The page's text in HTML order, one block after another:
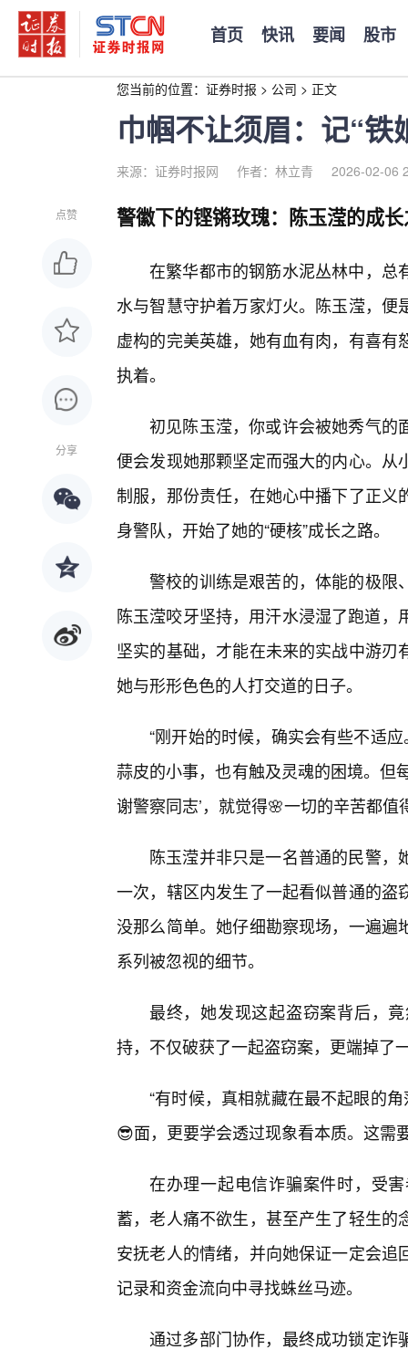
首页 快讯 要闻 股市
您当前的位置： 证券时报 > 公司 > 正文
巾帼不让须眉：记“
来源：证券时报网 作者：林立青 2026-02-06
点赞
分享
警徽下的铿锵玫瑰：陈玉滢的成
在繁华都市的钢筋水泥丛林中，总
水与智慧守护着万家灯火。陈玉滢，
虚构的完美英雄，她有血有肉，有喜
执着。
初见陈玉滢，你或许会被她秀气的
便会发现她那颗坚定而强大的内心。
制服，那份责任，在她心中播下了正
身警队，开始了她的“硬核”成长之路。
警校的训练是艰苦的，体能的极限
陈玉滢咬牙坚持，用汗水浸湿了跑道
坚实的基础，才能在未来的实战中游
她与形形色色的人打交道的日子。
“刚开始的时候，确实会有些不适
蒜皮的小事，也有触及灵魂的困境。但
谢警察同志’，就觉得🌸一切的辛苦都值
陈玉滢并非只是一名普通的民警
一次，辖区内发生了一起看似普通的
没那么简单。她仔细勘察现场，一遍
系列被忽视的细节。
最终，她发现这起盗窃案背后，
持，不仅破获了一起盗窃案，更端掉了
“有时候，真相就藏在最不起眼的
😎面，更要学会透过现象看本质。这需
在办理一起电信诈骗案件时，受
蓄，老人痛不欲生，甚至产生了轻生
安抚老人的情绪，并向她保证一定会
记录和资金流向中寻找蛛丝马迹。
通过多部门协作，最终成功锁定诈